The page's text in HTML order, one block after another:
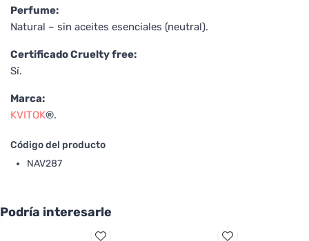
Perfume:
Natural – sin aceites esenciales (neutral).
Certificado Cruelty free:
Sí.
Marca:
KVITOK®.
Código del producto
NAV287
Podría interesarle